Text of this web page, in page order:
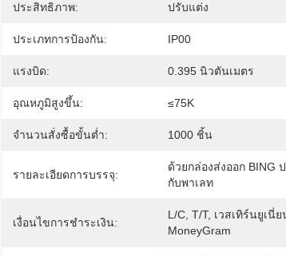
ประสิทธิภาพ: ปรับแต่ง
ประเภทการป้องกัน: IP00
แรงบิด: 0.395 นิวตันเมตร
อุณหภูมิสูงขึ้น: ≤75K
จำนวนสั่งซื้อขั้นต่ำ: 1000 ชิ้น
รายละเอียดการบรรจุ:
ด้วยกล่องส่งออก BING
กับพาเลท
เงื่อนไขการชำระเงิน:
L/C, T/T, เวสเทิร์นยูเนี่ย
MoneyGram